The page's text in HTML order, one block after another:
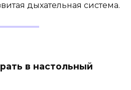
дыхательная система.
в настольный